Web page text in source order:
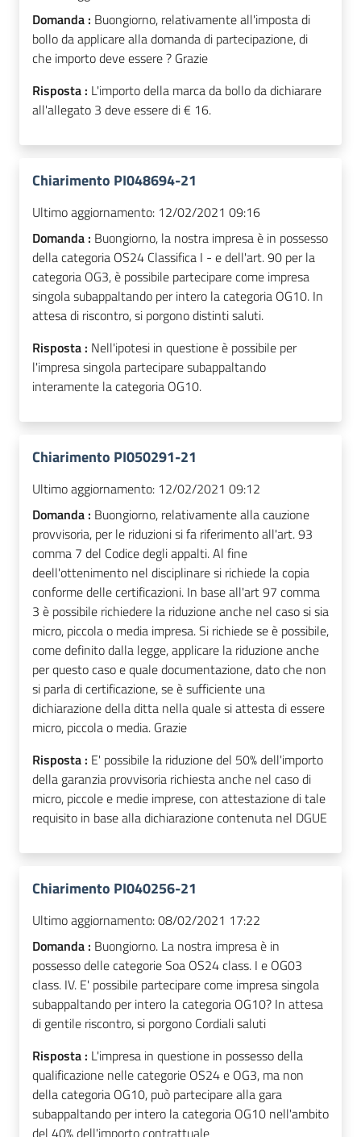
Domanda : Buongiorno, relativamente all'imposta di
bollo da applicare alla domanda di partecipazione, di
che importo deve essere ? Grazie
Risposta : L'importo della marca da bollo da dichiarare
all'allegato 3 deve essere di € 16.
Chiarimento PI048694-21
Ultimo aggiornamento: 12/02/2021 09:16
Domanda : Buongiorno, la nostra impresa è in possesso
della categoria OS24 Classifica I - e dell'art. 90 per la
categoria OG3, è possibile partecipare come impresa
singola subappaltando per intero la categoria OG10. In
attesa di riscontro, si porgono distinti saluti.
Risposta : Nell'ipotesi in questione è possibile per
l'impresa singola partecipare subappaltando
interamente la categoria OG10.
Chiarimento PI050291-21
Ultimo aggiornamento: 12/02/2021 09:12
Domanda : Buongiorno, relativamente alla cauzione
provvisoria, per le riduzioni si fa riferimento all'art. 93
comma 7 del Codice degli appalti. Al fine
deell'ottenimento nel disciplinare si richiede la copia
conforme delle certificazioni. In base all'art 97 comma
3 è possibile richiedere la riduzione anche nel caso si sia
micro, piccola o media impresa. Si richiede se è possibile,
come definito dalla legge, applicare la riduzione anche
per questo caso e quale documentazione, dato che non
si parla di certificazione, se è sufficiente una
dichiarazione della ditta nella quale si attesta di essere
micro, piccola o media. Grazie
Risposta : E' possibile la riduzione del 50% dell'importo
della garanzia provvisoria richiesta anche nel caso di
micro, piccole e medie imprese, con attestazione di tale
requisito in base alla dichiarazione contenuta nel DGUE
Chiarimento PI040256-21
Ultimo aggiornamento:08/02/2021 17:22
Domanda : Buongiorno. La nostra impresa è in
possesso delle categorie Soa OS24 class. I e OG03
class. IV. E' possibile partecipare come impresa singola
subappaltando per intero la categoria OG10? In attesa
di gentile riscontro, si porgono Cordiali saluti
Risposta : L'impresa in questione in possesso della
qualificazione nelle categorie OS24 e OG3, ma non
della categoria OG10, può partecipare alla gara
subappaltando per intero la categoria OG10 nell'ambito
del 40% dell'importo contrattuale